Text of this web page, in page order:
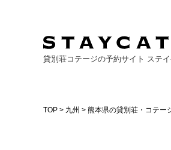
貸別荘コテージの予約サイト ステ
TOP > 九州 > 熊本県の貸別荘・コテー